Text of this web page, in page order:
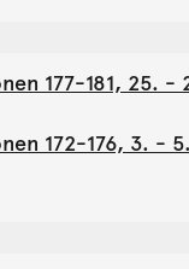
177-181, 25. -
172-176, 3. -